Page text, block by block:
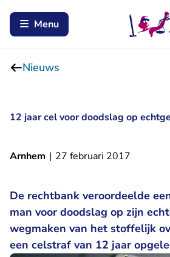
Menu
Nieuws
12 jaar cel voor doodslag op
Arnhem | 27 februari 2017
De rechtbank veroordeelde
man voor doodslag op zijn
wegmaken van het stoffelijk
een celstraf van 12 jaar